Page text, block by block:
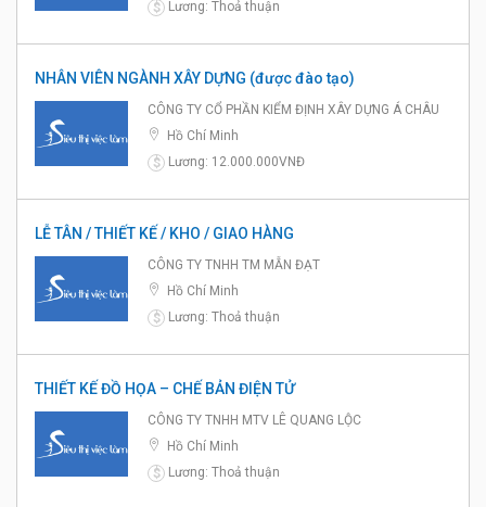
$ Lương: Thoả thuận
NHÂN VIÊN NGÀNH XÂY DỰNG (được đào tạo)
CÔNG TY CỔ PHẦN KIỂM ĐỊNH XÂY DỰNG Á CHÂU
Hồ Chí Minh
$
Lương: 12.000.000VNĐ
LỄ TÂN / THIẾT KẾ / KHO / GIAO HÀNG
CÔNG TY TNHH TM MẪN ĐẠT
Hồ Chí Minh
$
Lương: Thoả thuận
THIẾT KẾ ĐỒ HỌA – CHẾ BẢN ĐIỆN TỬ
CÔNG TY TNHH MTV LÊ QUANG LỘC
Hồ Chí Minh
$
Lương: Thoả thuận